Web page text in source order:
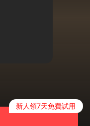
新人領7天免費試用